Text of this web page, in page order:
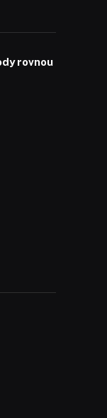
rovnou